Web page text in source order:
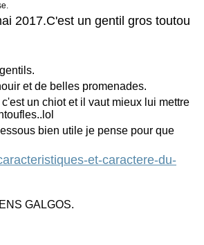
2017.C'est un gentil gros toutou
et de belles promenades.
un chiot et il vaut mieux lui mettre
bien utile je pense pour que
et-caractere-du-
GALGOS.